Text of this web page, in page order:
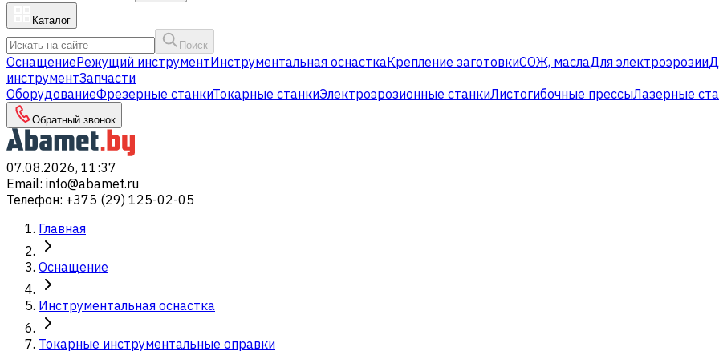
Каталог
Поиск
ОснащениеРежущий инструментИнструментальная оснасткаКрепление заготовкиСОЖ, маслаДля электроэрозии
инструментЗапчасти
ОборудованиеФрезерные станкиТокарные станкиЭлектроэрозионные станкиЛистогибочные прессыЛазерные
Обратный звонок
07.08.2026, 11:37
Email: info@abamet.ru
Телефон: +375 (29) 125-02-05
Главная
Оснащение
Инструментальная оснастка
Токарные инструментальные оправки